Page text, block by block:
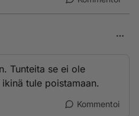
Tunteita se ei ole
tule poistamaan.
Kommentoi